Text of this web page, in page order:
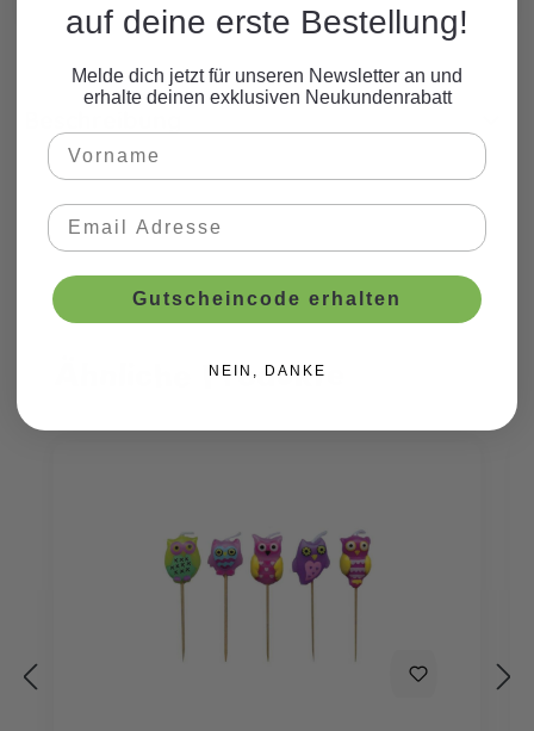
Produktgalerie überspringen
Ähnliche Produkte
auf deine erste Bestellung!
Melde dich jetzt für unseren Newsletter an und
erhalte deinen exklusiven Neukundenrabatt
Gutscheincode erhalten
NEIN, DANKE